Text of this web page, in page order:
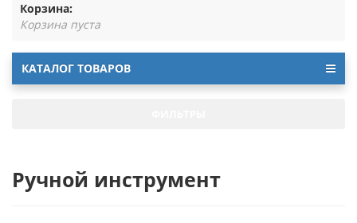
Корзина:
Корзина пуста
КАТАЛОГ ТОВАРОВ
Ручной инструмент